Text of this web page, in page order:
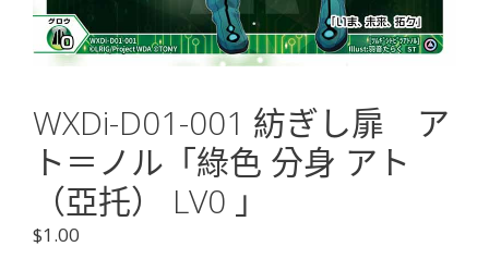
WXDi-D01-001 紡ぎし扉 ア
ト＝ノル「綠色 分身 アト
（亞托） LV0 」
$1.00